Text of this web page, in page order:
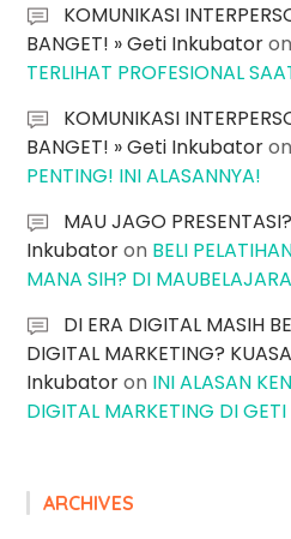
KOMUNIKASI
BANGET! » Geti Inkubatoron
TERLIHAT PROFESIONAL
KOMUNIKASI
BANGET! » Geti Inkubator
PENTING! INI ALASANNYA!
MAU JAGO
Inkubatoron BELI
MANA SIH? DI
DI ERA DIGITAL MASIH
DIGITAL MARKETING?
Inkubatoron INI ALASAN
DIGITAL MARKETING DI GETI
ARCHIVES